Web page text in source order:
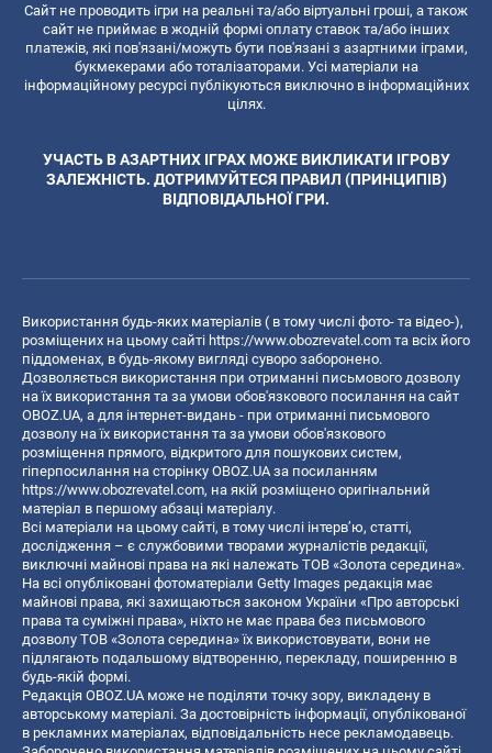
Сайт не проводить ігри на реальні та/або віртуальні гроші, а також
сайт не приймає в жодній формі оплату ставок та/або інших
платежів, які пов'язані/можуть бути пов'язані з азартними іграми,
букмекерами або тоталізаторами. Усі матеріали на
інформаційному ресурсі публікуються виключно в інформаційних
цілях.
УЧАСТЬ В АЗАРТНИХ ІГРАХ МОЖЕ ВИКЛИКАТИ ІГРОВУ
ЗАЛЕЖНІСТЬ. ДОТРИМУЙТЕСЯ ПРАВИЛ (ПРИНЦИПІВ)
ВІДПОВІДАЛЬНОЇ ГРИ.
Використання будь-яких матеріалів ( в тому числі фото- та відео-),
розміщених на цьому сайті https://www.obozrevatel.com та всіх його
піддоменах, в будь-якому вигляді суворо заборонено.
Дозволяється використання при отриманні письмового дозволу
на їх використання та за умови обов'язкового посилання на сайт
OBOZ.UA, а для інтернет-видань - при отриманні письмового
дозволу на їх використання та за умови обов'язкового
розміщення прямого, відкритого для пошукових систем,
гіперпосилання на сторінку OBOZ.UA за посиланням
https://www.obozrevatel.com, на якій розміщено оригінальний
матеріал в першому абзаці матеріалу.
Всі матеріали на цьому сайті, в тому числі інтерв’ю, статті,
дослідження – є службовими творами журналістів редакції,
виключні майнові права на які належать ТОВ «Золота середина».
На всі опубліковані фотоматеріали Getty Images редакція має
майнові права, які захищаються законом України «Про авторські
права та суміжні права», ніхто не має права без письмового
дозволу ТОВ «Золота середина» їх використовувати, вони не
підлягають подальшому відтворенню, перекладу, поширенню в
будь-якій формі.
Редакція OBOZ.UA може не поділяти точку зору, викладену в
авторському матеріалі. За достовірність інформації, опублікованої
в рекламних матеріалах, відповідальність несе рекламодавець.